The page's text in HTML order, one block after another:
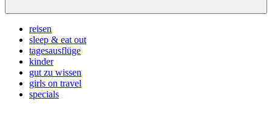
reisen
sleep & eat out
tagesausflüge
kinder
gut zu wissen
girls on travel
specials